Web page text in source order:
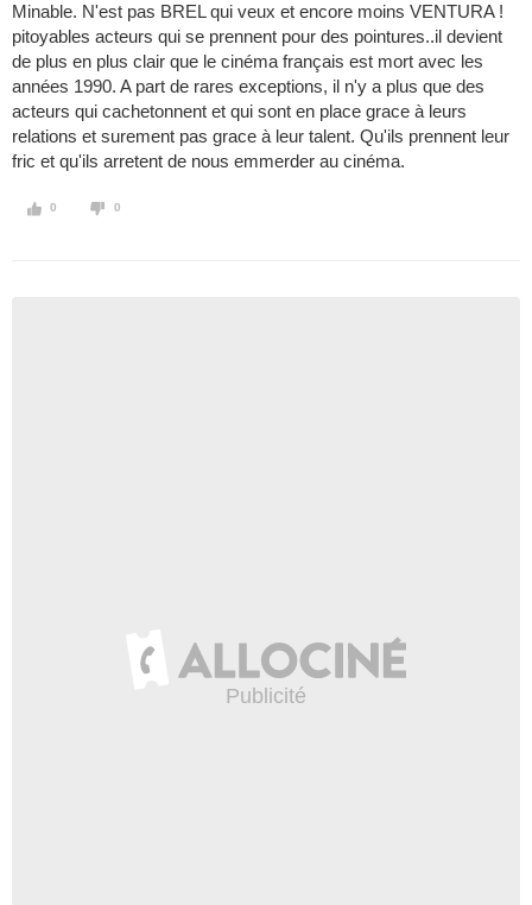
Minable. N'est pas BREL qui veux et encore moins VENTURA !
pitoyables acteurs qui se prennent pour des pointures..il devient
de plus en plus clair que le cinéma français est mort avec les
années 1990. A part de rares exceptions, il n'y a plus que des
acteurs qui cachetonnent et qui sont en place grace à leurs
relations et surement pas grace à leur talent. Qu'ils prennent leur
fric et qu'ils arretent de nous emmerder au cinéma.
0 0